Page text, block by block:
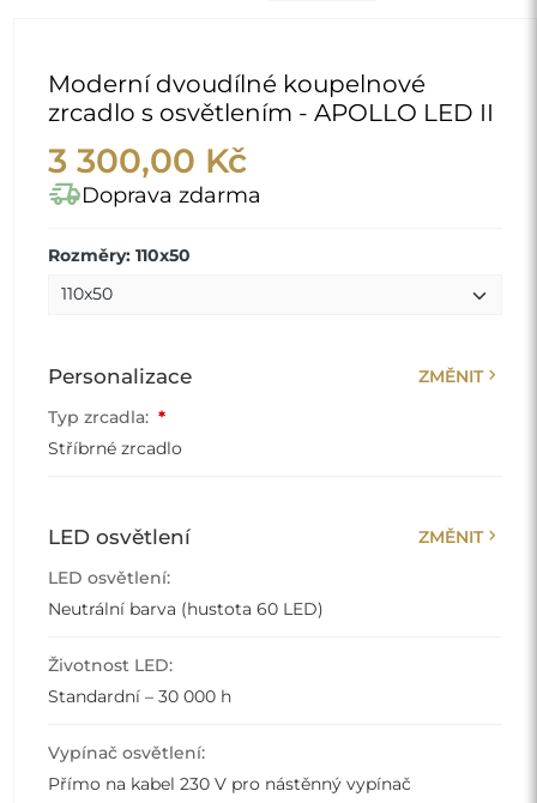
Moderní dvoudílné koupelnové
zrcadlo s osvětlením - APOLLO LED II
3 300,00 Kč
delivery_truck_speedDoprava zdarma
Rozměry: 110x50
Personalizace ZMĚNITchevron_right
Typ zrcadla: *
Stříbrné zrcadlo
LED osvětlení ZMĚNITchevron_right
LED osvětlení:
Neutrální barva (hustota 60 LED)
Životnost LED:
Standardní – 30 000 h
Vypínač osvětlení:
Přímo na kabel 230 V pro nástěnný vypínač